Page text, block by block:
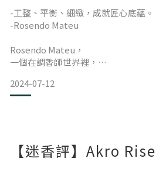
-工整、平衡、細緻，成就匠心底蘊。
-Rosendo Mateu
Rosendo Mateu，
一個在調香師世界裡，
擅於深厚的調香底蘊，
在那個沒有細分商業與小眾的年代裡，
2024-07-12
【迷香評】Akro